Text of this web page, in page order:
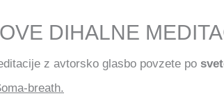
DIHALNE
z avtorsko glasbo povzete po
breath.